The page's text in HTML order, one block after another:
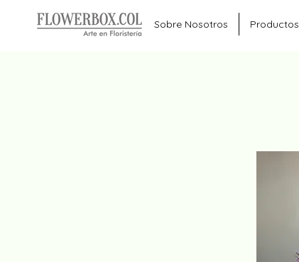
Sobre Nosotros Productos